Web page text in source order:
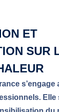
ET
SUR
Elle